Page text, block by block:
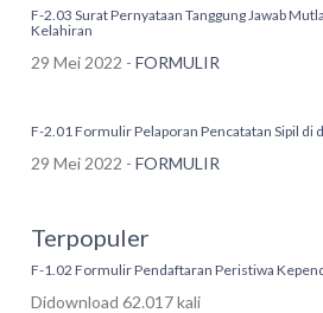
F-2.03 Surat Pernyataan Tanggung Jawab
Kelahiran
29 Mei 2022 -FORMULIR
F-2.01 Formulir Pelaporan Pencatatan Sipil di
29 Mei 2022 -FORMULIR
Terpopuler
F-1.02 Formulir Pendaftaran Peristiwa
Didownload 62.017 kali